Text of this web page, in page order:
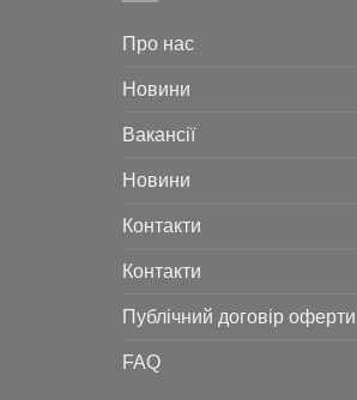
Про нас
Новини
Вакансії
Новини
Контакти
Контакти
Публічний договір оферти
FAQ